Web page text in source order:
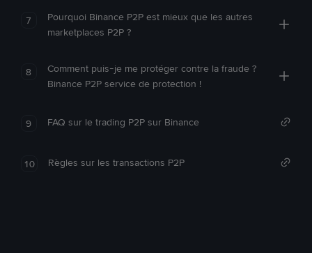
7
Pourquoi Binance P2P est mieux que les autres
marketplaces P2P ?
8
Comment puis-je me protéger contre la fraude ?
Binance P2P service de protection !
9 FAQ sur le trading P2P sur Binance
10 Règles sur les transactions P2P